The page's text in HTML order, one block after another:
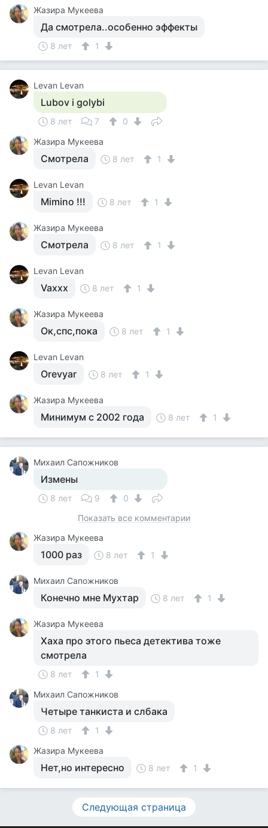
Жазира Мукеева
Да смотрела..особенно эффекты
8 лет 1
Levan Levan
Lubov i golybi
8 лет 7
0
Жазира Мукеева
Смотрела 8 лет 1
Levan Levan
Mimino !!! 8 лет 1
Жазира Мукеева
Смотрела 8 лет 1
Levan Levan
Vaxxx 8 лет 1
Жазира Мукеева
Ок,спс,пока 8 лет 1
Levan Levan
Orevyar 8 лет 1
Жазира Мукеева
Минимум с 2002 года 8 лет 1
Михаил Сапожников
Измены
8 лет 9
0
Показать все комментарии
Жазира Мукеева
1000 раз 8 лет 1
Михаил Сапожников
Конечно мне Мухтар 8 лет 1
Жазира Мукеева
Хаха про этого пьеса детектива тоже
смотрела
8 лет
1
Михаил Сапожников
Четыре танкиста и слбака
8 лет
1
Жазира Мукеева
Нет,но интересно 8 лет 1
Следующая страница